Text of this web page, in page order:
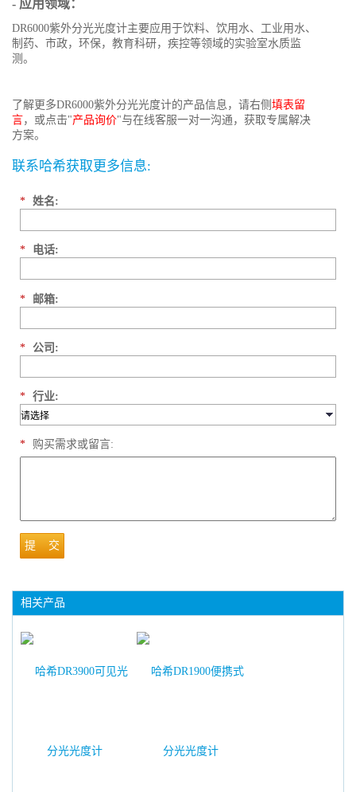
- 应用领域：
DR6000紫外分光光度计主要应用于饮料、饮用水、工业用水、
制药、市政，环保，教育科研，疾控等领域的实验室水质监
测。
了解更多DR6000紫外分光光度计的产品信息，请右侧 填表留
言，或点击"产品询价"与在线客服一对一沟通，获取专属解决
方案。
联系哈希获取更多信息:
* 姓名:
* 电话:
* 邮箱:
* 公司:
* 行业:
* 购买需求或留言:
提 交
相关产品